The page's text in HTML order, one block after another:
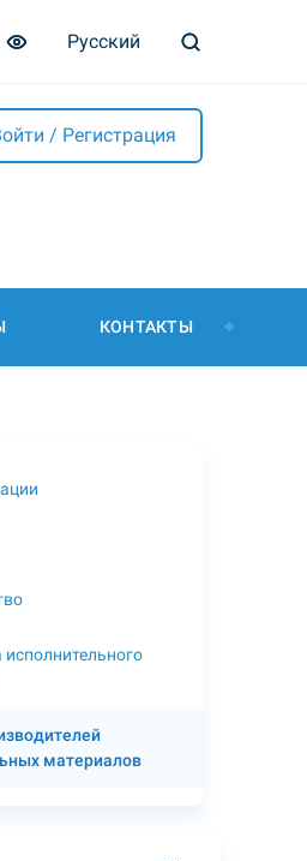
Русский
/ Регистрация
КОНТАКТЫ
исполнительного
материалов